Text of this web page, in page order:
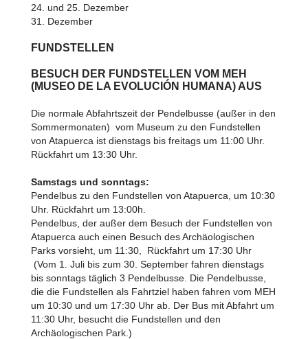
24. und 25. Dezember
31. Dezember
FUNDSTELLEN
BESUCH DER FUNDSTELLEN VOM MEH
(MUSEO DE LA EVOLUCIÓN HUMANA) AUS
Die normale Abfahrtszeit der Pendelbusse (außer in den
Sommermonaten) vom Museum zu den Fundstellen
von Atapuerca ist dienstags bis freitags um 11:00 Uhr.
Rückfahrt um 13:30 Uhr.
Samstags und sonntags:
Pendelbus zu den Fundstellen von Atapuerca, um 10:30
Uhr. Rückfahrt um 13:00h.
Pendelbus, der außer dem Besuch der Fundstellen von
Atapuerca auch einen Besuch des Archäologischen
Parks vorsieht, um 11:30, Rückfahrt um 17:30 Uhr
(Vom 1. Juli bis zum 30. September fahren dienstags
bis sonntags täglich 3 Pendelbusse. Die Pendelbusse,
die die Fundstellen als Fahrtziel haben fahren vom MEH
um 10:30 und um 17:30 Uhr ab. Der Bus mit Abfahrt um
11:30 Uhr, besucht die Fundstellen und den
Archäologischen Park.)